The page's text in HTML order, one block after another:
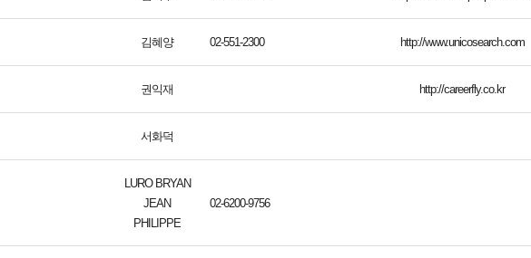
김혜양 02-551-2300 http://www.unicosearch.com
권익재 http://careerfly.co.kr
서화덕
LURO BRYAN
JEAN
PHILIPPE
02-6200-9756